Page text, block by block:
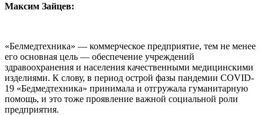
Максим Зайцев:
«Белмедтехника» — коммерческое предприятие, тем не менее
его основная цель — обеспечение учреждений
здравоохранения и населения качественными медицинскими
изделиями. К слову, в период острой фазы пандемии COVID-
19 «Бедмедтехника» принимала и отгружала гуманитарную
помощь, и это тоже проявление важной социальной роли
предприятия.